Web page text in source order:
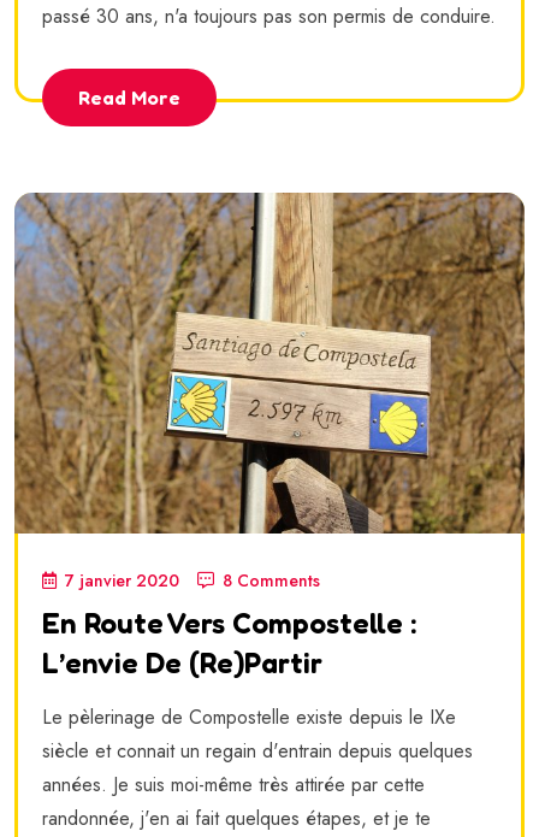
passé 30 ans, n'a toujours pas son permis de conduire.
Read More
7 janvier 2020 8 Comments
En Route Vers Compostelle :
L’envie De (re)partir
Le pèlerinage de Compostelle existe depuis le IXe
siècle et connait un regain d'entrain depuis quelques
années. Je suis moi-même très attirée par cette
randonnée, j'en ai fait quelques étapes, et je te